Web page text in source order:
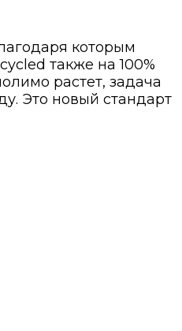
которым
также на 100%
растет, задача
Это новый стандарт